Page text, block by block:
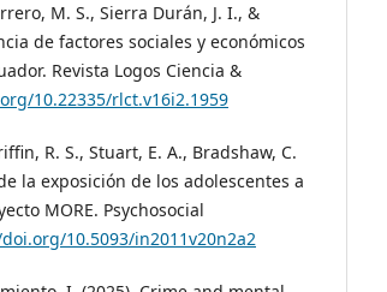
M. S., Sierra Durán, J. I., &
de factores sociales y económicos
Revista Logos Ciencia &
10.22335/rlct.v16i2.1959
R. S., Stuart, E. A., Bradshaw, C.
la exposición de los adolescentes a
MORE. Psychosocial
10.5093/in2011v20n2a2